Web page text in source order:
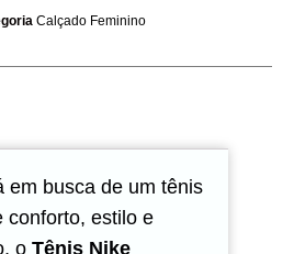
Calçado Feminino
em busca de um tênis
conforto, estilo e
oTênis Nike